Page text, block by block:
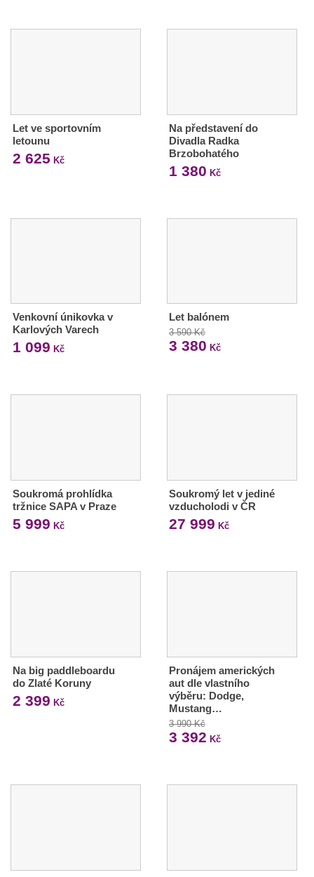
Let ve sportovním
letounu
2 625 Kč
Na představení do
Divadla Radka
Brzobohatého
1 380 Kč
Venkovní únikovka v
Karlových Varech
1 099 Kč
Let balónem
3 590 Kč
3 380 Kč
Soukromá prohlídka
tržnice SAPA v Praze
5 999 Kč
Soukromý let v jediné
vzducholodi v ČR
27 999 Kč
Na big paddleboardu
do Zlaté Koruny
2 399 Kč
Pronájem amerických
aut dle vlastního
výběru: Dodge,
Mustang…
3 990 Kč
3 392 Kč